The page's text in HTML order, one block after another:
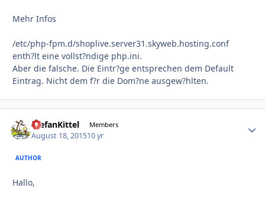
Mehr Infos
/etc/php-fpm.d/shoplive.server31.skyweb.hosting.conf
enth?lt eine vollst?ndige php.ini.
Aber die falsche. Die Eintr?ge entsprechen dem Default
Eintrag. Nicht dem f?r die Dom?ne ausgew?hlten.
StefanKittel Members
August 18, 201510 yr
AUTHOR
Hallo,